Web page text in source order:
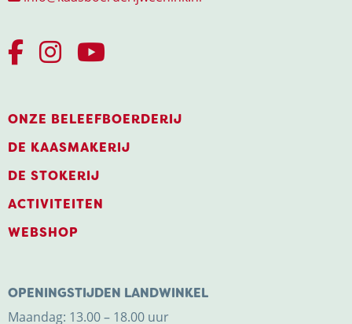
ONZE BELEEFBOERDERIJ
DE KAASMAKERIJ
DE STOKERIJ
ACTIVITEITEN
WEBSHOP
OPENINGSTIJDEN LANDWINKEL
Maandag: 13.00 – 18.00 uur